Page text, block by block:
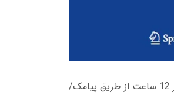
زمان تحویل کتاب های 600 هزار تومانی دانلود فوری از حساب کاربری می باشد، و زمان تحویل لینک دانلود کتاب های 500 هزار تومانی حداکثر 12 ساعت از طریق پیامک/